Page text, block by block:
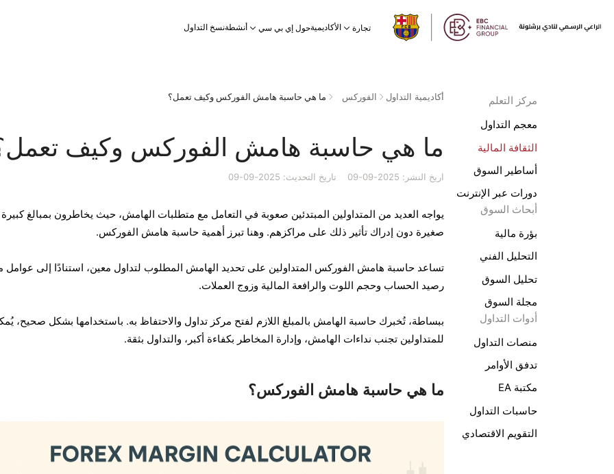
تجارة الأكاديميةحول إي بي سي أنشطةنسخ التداول
مركز التعلم
معجم التداول
الثقافة المالية
أساطير السوق
دورات عبر الإنترنت
أبحاث السوق
بؤرة مالية
التحليل الفني
تحليل السوق
مجلة السوق
أدوات التداول
منصات التداول
تدفق الأوامر
مكتبة EA
حاسبات التداول
التقويم الاقتصادي
أكاديمية التداول الفوركس ما هي حاسبة هامش الفوركس وكيف تعمل؟
ما هي حاسبة هامش الفوركس وكيف
اريخ النشر: 2025-09-09 تاريخ التحديث: 2025-09-09
يواجه العديد من المتداولين المبتدئين صعوبة في التعامل مع متطلبات الهامش، حيث يخاطرون بمبالغ كبيرة
صغيرة دون إدراك تأثير ذلك على مراكزهم. وهنا تبرز أهمية حاسبة هامش الفوركس.
تساعد حاسبة هامش الفوركس المتداولين على تحديد الهامش المطلوب لتداول معين، استنادًا إلى عوامل
رصيد الحساب وحجم اللوت والرافعة المالية وزوج العملات.
ببساطة، تُخبرك حاسبة الهامش بالمبلغ اللازم لفتح مركز تداول والاحتفاظ به. باستخدامها بشكل صحيح،
للمتداولين تجنب نداءات الهامش، وإدارة المخاطر بكفاءة أكبر، والتداول بثقة.
ما هي حاسبة هامش الفوركس؟